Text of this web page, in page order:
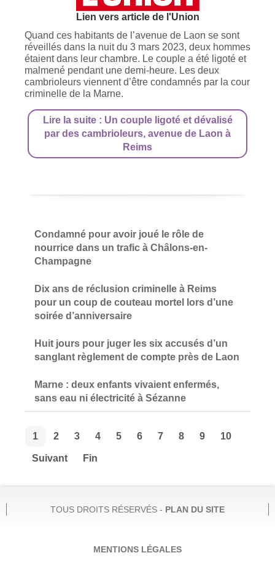
Lien vers article de l'Union
Quand ces habitants de l’avenue de Laon se sont
réveillés dans la nuit du 3 mars 2023, deux hommes
étaient dans leur chambre. Le couple a été ligoté et
malmené pendant une demi-heure. Les deux
cambrioleurs viennent d’être condamnés par la cour
criminelle de la Marne.
Lire la suite : Un couple ligoté et dévalisé
par des cambrioleurs, avenue de Laon à
Reims
Condamné pour avoir joué le rôle de
nourrice dans un trafic à Châlons-en-
Champagne
Dix ans de réclusion criminelle à Reims
pour un coup de couteau mortel lors d’une
soirée d’anniversaire
Huit jours pour juger les six accusés d’un
sanglant règlement de compte près de Laon
Marne : deux enfants vivaient enfermés,
sans eau ni électricité à Sézanne
1 2 3 4 5 6 7 8 9 10
Suivant Fin
TOUS DROITS RÉSERVÉS - PLAN DU SITE
MENTIONS LÉGALES